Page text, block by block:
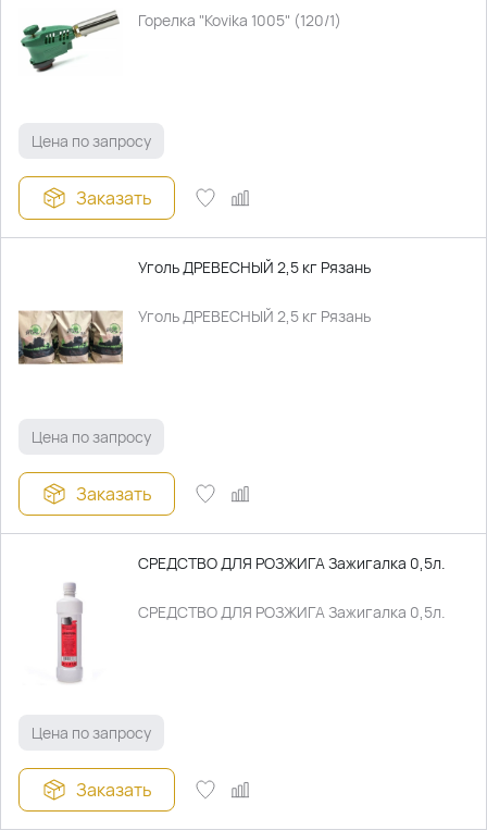
Горелка "Kovika 1005" (120/1)
Цена по запросу
Заказать
Уголь ДРЕВЕСНЫЙ 2,5 кг Рязань
Уголь ДРЕВЕСНЫЙ 2,5 кг Рязань
Цена по запросу
Заказать
СРЕДСТВО ДЛЯ РОЗЖИГА Зажигалка 0,5л.
СРЕДСТВО ДЛЯ РОЗЖИГА Зажигалка 0,5л.
Цена по запросу
Заказать